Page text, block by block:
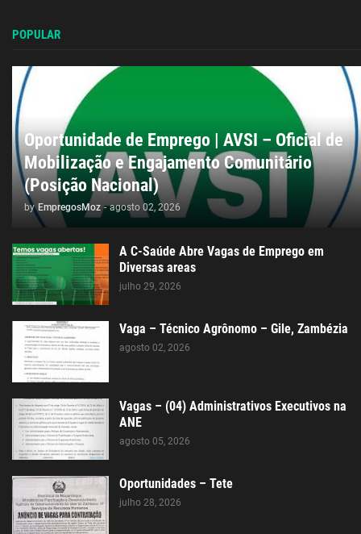
POPULAR
Oportunidade de Emprego | AVSI – Oficial de
Mobilização e Engajamento Comunitário
(Posição Nacional)
by EmpregosMoz - agosto 02, 2026
A C-Saúde Abre Vagas de Emprego em
Diversas areas
julho 29, 2026
Vaga – Técnico Agrônomo – Gile, Zambézia
agosto 02, 2026
Vagas – (04) Administrativos Executivos na
ANE
agosto 05, 2026
Oportunidades – Tete
julho 28, 2026